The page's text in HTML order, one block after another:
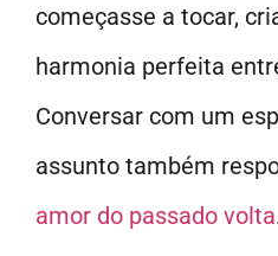
começasse a tocar,
harmonia perfeita
Conversar com um
assunto também
amor do passado volta